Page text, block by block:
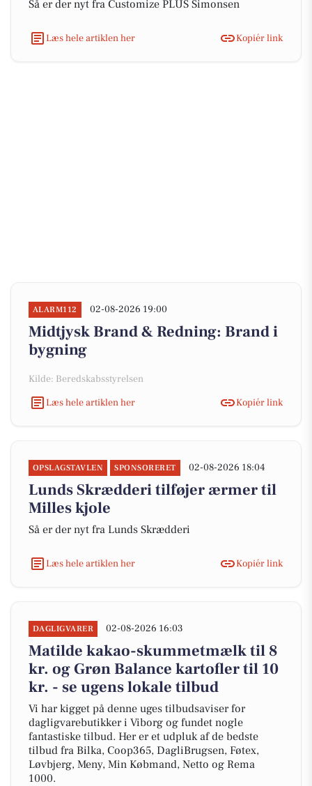
Så er der nyt fra Customize PLUS Simonsen
Læs hele artiklen her Kopiér link
ALARM112 02-08-2026 19:00
Midtjysk Brand & Redning: Brand i
bygning
Kilde: Beredskabsstyrelsen
Læs hele artiklen her
Kopiér link
OPSLAGSTAVLEN SPONSORERET 02-08-2026 18:04
Lunds Skrædderi tilføjer ærmer til
Milles kjole
Så er der nyt fra Lunds Skrædderi
Læs hele artiklen her Kopiér link
DAGLIGVARER 02-08-2026 16:03
Matilde kakao-skummetmælk til 8
kr. og Grøn Balance kartofler til 10
kr. - se ugens lokale tilbud
Vi har kigget på denne uges tilbudsaviser for
dagligvarebutikker i Viborg og fundet nogle
fantastiske tilbud. Her er et udpluk af de bedste
tilbud fra Bilka, Coop365, DagliBrugsen, Føtex,
Løvbjerg, Meny, Min Købmand, Netto og Rema
1000.